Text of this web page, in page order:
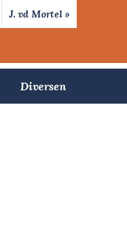
J. vd Mortel »
Diversen